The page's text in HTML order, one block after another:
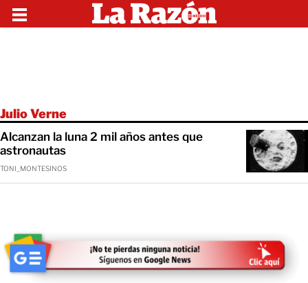
Julio Verne
Alcanzan la luna 2 mil años antes que
astronautas
TONI_MONTESINOS